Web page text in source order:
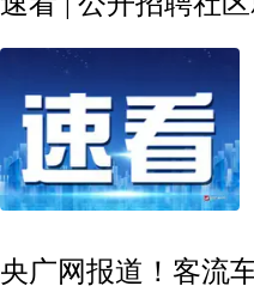
央广网报道！客流